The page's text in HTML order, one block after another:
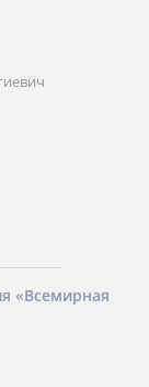
«Всемирная